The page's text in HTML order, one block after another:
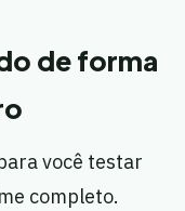
de forma
você testar
completo.